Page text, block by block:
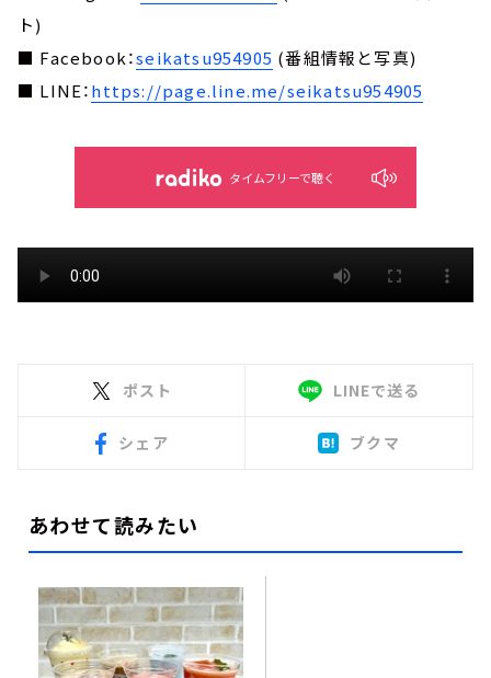
ト)
■ Facebook：seikatsu954905 (番組情報と写真)
■ LINE：https://page.line.me/seikatsu954905
タイムフリーで聴く
ポスト LINEで送る
シェア ブクマ
あわせて読みたい